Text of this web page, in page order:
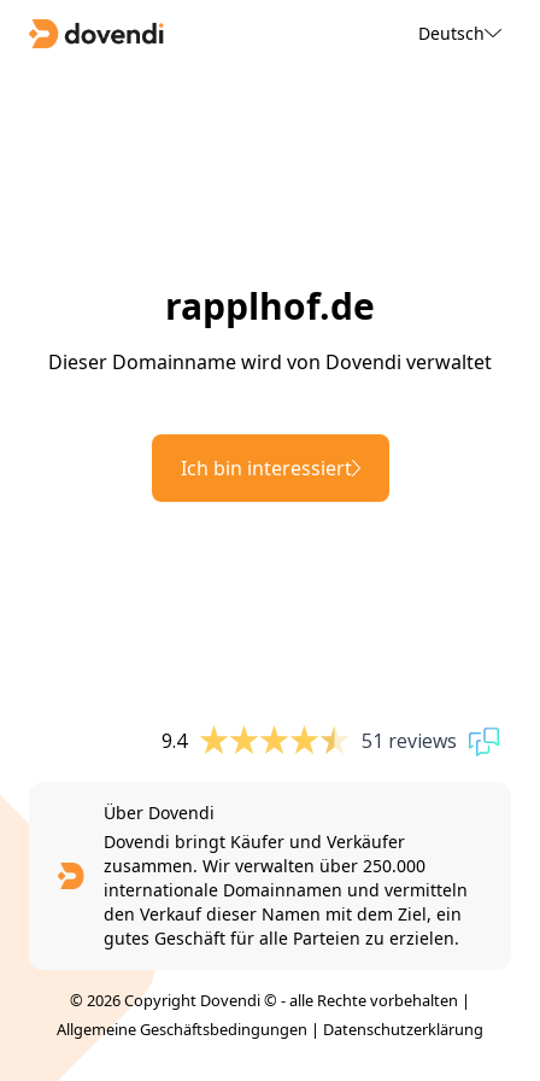
Deutsch
rapplhof.de
Dieser Domainname wird von Dovendi verwaltet
Ich bin interessiert
9.4 51 reviews
Über Dovendi
Dovendi bringt Käufer und Verkäufer
zusammen. Wir verwalten über 250.000
internationale Domainnamen und vermitteln
den Verkauf dieser Namen mit dem Ziel, ein
gutes Geschäft für alle Parteien zu erzielen.
© 2026 Copyright Dovendi © - alle Rechte vorbehalten |
Allgemeine Geschäftsbedingungen | Datenschutzerklärung